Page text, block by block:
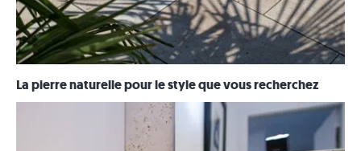
La pierre naturelle pour le style que vous recherchez